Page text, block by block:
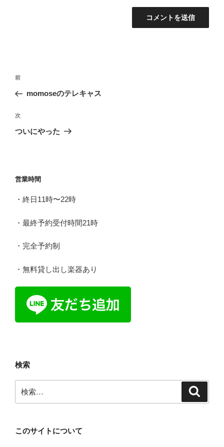
投
ナ
ビ
ゲ
ン
前
の
稿
前
momoseのテレキャス
次
の
次
ついにやった
営業時間
・終日11時〜22時
・最終予約受付時間21時
・完全予約制
・無料貸し出し楽器あり
検索
索:
このサイトについて